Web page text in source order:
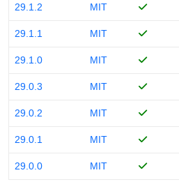
29.1.2 MIT
29.1.1 MIT
29.1.0 MIT
29.0.3 MIT
29.0.2 MIT
29.0.1 MIT
29.0.0 MIT